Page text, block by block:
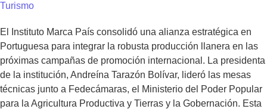
Turismo
El Instituto Marca País consolidó una alianza estratégica en
Portuguesa para integrar la robusta producción llanera en las
próximas campañas de promoción internacional. La presidenta
de la institución, Andreína Tarazón Bolívar, lideró las mesas
técnicas junto a Fedecámaras, el Ministerio del Poder Popular
para la Agricultura Productiva y Tierras y la Gobernación. Esta